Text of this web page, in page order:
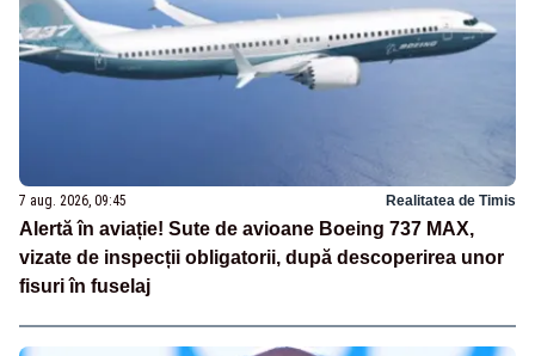
7 aug. 2026, 09:45 Realitatea de Timis
Alertă în aviație! Sute de avioane Boeing 737 MAX,
vizate de inspecții obligatorii, după descoperirea unor
fisuri în fuselaj